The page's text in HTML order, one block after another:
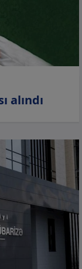
alındı